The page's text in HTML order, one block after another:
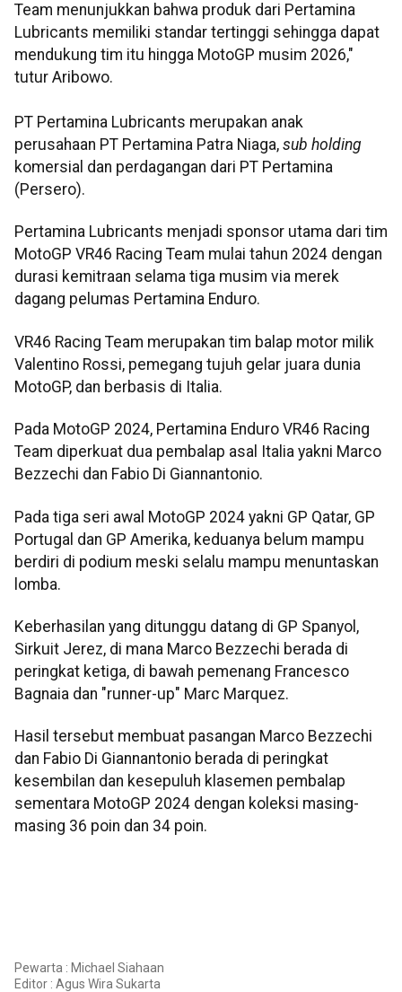
Team menunjukkan bahwa produk dari Pertamina
Lubricants memiliki standar tertinggi sehingga dapat
mendukung tim itu hingga MotoGP musim 2026,"
tutur Aribowo.
PT Pertamina Lubricants merupakan anak
perusahaan PT Pertamina Patra Niaga, sub holding
komersial dan perdagangan dari PT Pertamina
(Persero).
Pertamina Lubricants menjadi sponsor utama dari tim
MotoGP VR46 Racing Team mulai tahun 2024 dengan
durasi kemitraan selama tiga musim via merek
dagang pelumas Pertamina Enduro.
VR46 Racing Team merupakan tim balap motor milik
Valentino Rossi, pemegang tujuh gelar juara dunia
MotoGP, dan berbasis di Italia.
Pada MotoGP 2024, Pertamina Enduro VR46 Racing
Team diperkuat dua pembalap asal Italia yakni Marco
Bezzechi dan Fabio Di Giannantonio.
Pada tiga seri awal MotoGP 2024 yakni GP Qatar, GP
Portugal dan GP Amerika, keduanya belum mampu
berdiri di podium meski selalu mampu menuntaskan
lomba.
Keberhasilan yang ditunggu datang di GP Spanyol,
Sirkuit Jerez, di mana Marco Bezzechi berada di
peringkat ketiga, di bawah pemenang Francesco
Bagnaia dan "runner-up" Marc Marquez.
Hasil tersebut membuat pasangan Marco Bezzechi
dan Fabio Di Giannantonio berada di peringkat
kesembilan dan kesepuluh klasemen pembalap
sementara MotoGP 2024 dengan koleksi masing-
masing 36 poin dan 34 poin.
Pewarta : Michael Siahaan
Editor : Agus Wira Sukarta